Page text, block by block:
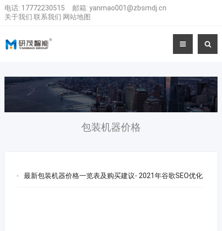
电话: 17772230515 邮箱: yanmao001@zbsmdj.cn
关于我们 联系我们 网站地图
包装机器价格
最新包装机器价格一览表及购买建议- 2021年谷歌SEO优化